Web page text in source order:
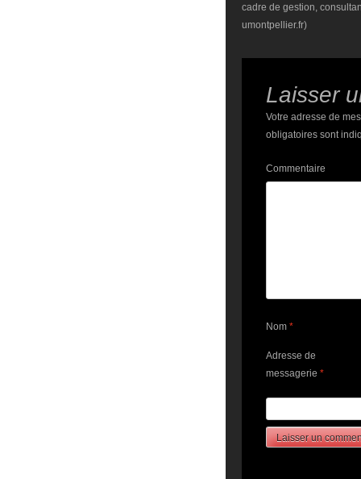
cadre de gestion,
umontpellier.fr)
Laisser
Votre adresse de
obligatoires sont
Commentaire
Nom *
Adresse de
messagerie *